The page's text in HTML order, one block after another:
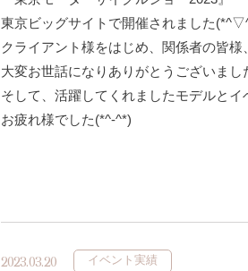
東京ビッグサイトで開催されました
クライアント様をはじめ、関係者の皆様、
大変お世話になりありがとうございまし
そして、活躍してくれましたモデルとイ
お疲れ様でした(*^-^*)
2023.03.20 イベント実績